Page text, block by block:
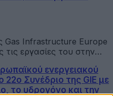
Gas Infrastructure Europe
τις εργασίες του στην…
ενεργειακού
22ο Συνέδριο της GIE με
το υδρογόνο και την